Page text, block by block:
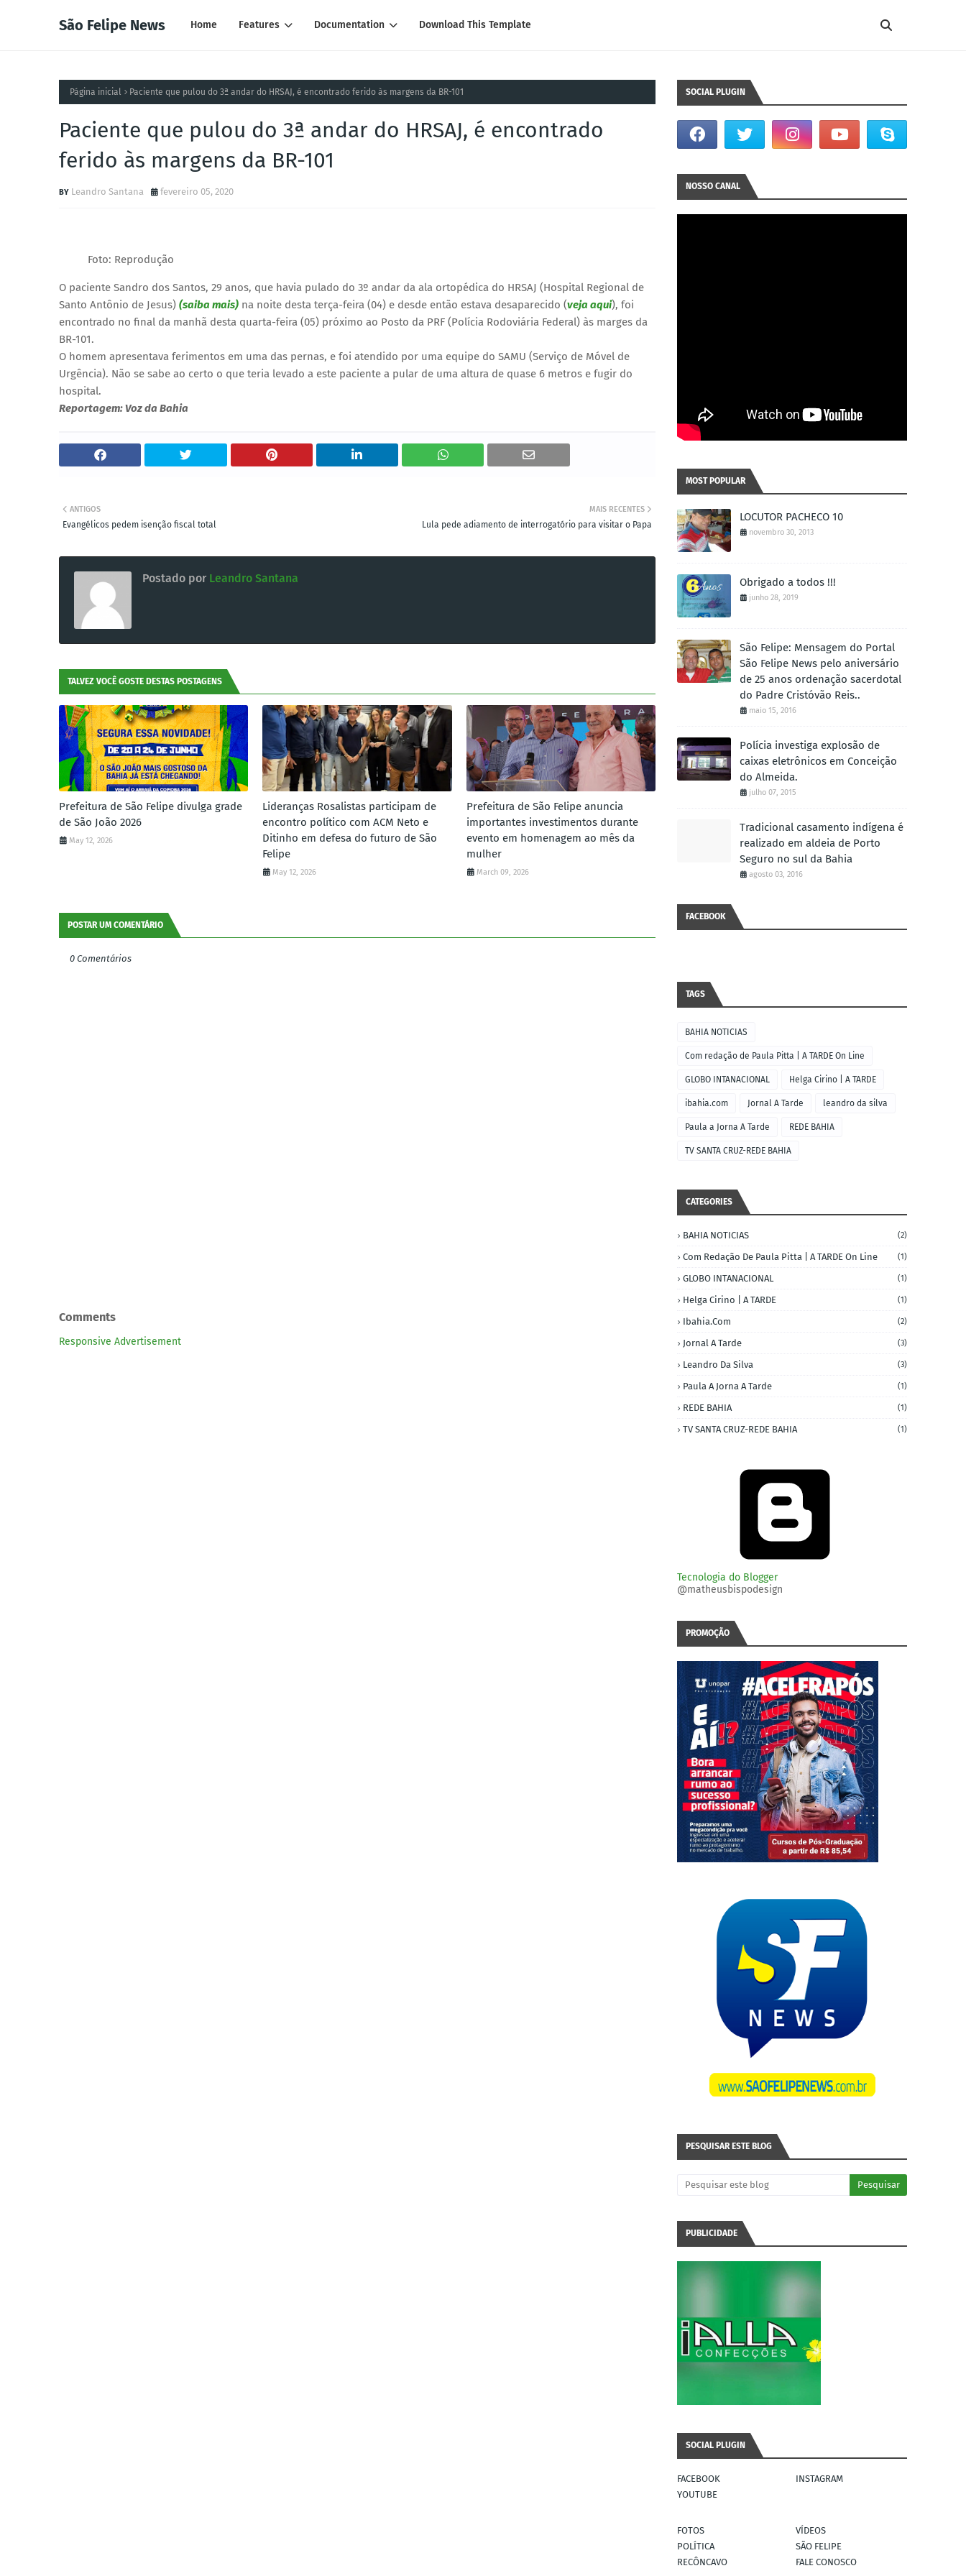
São Felipe News Home Features Documentation Download This Template
Página inicial Paciente que pulou do 3ª andar do HRSAJ, é encontrado ferido às margens da BR-101
Paciente que pulou do 3ª andar do HRSAJ, é encontrado
ferido às margens da BR-101
Leandro Santana fevereiro 05, 2020
Foto: Reprodução
O paciente Sandro dos Santos, 29 anos, que havia pulado do 3º andar da ala ortopédica do HRSAJ (Hospital Regional de
Santo Antônio de Jesus) (saiba mais) na noite desta terça-feira (04) e desde então estava desaparecido (veja aqui), foi
encontrado no final da manhã desta quarta-feira (05) próximo ao Posto da PRF (Polícia Rodoviária Federal) às marges da
BR-101.
O homem apresentava ferimentos em uma das pernas, e foi atendido por uma equipe do SAMU (Serviço de Móvel de
Urgência). Não se sabe ao certo o que teria levado a este paciente a pular de uma altura de quase 6 metros e fugir do
hospital.
Reportagem: Voz da Bahia
MAIS RECENTES
Lula pede adiamento de interrogatório para visitar o Papa
ANTIGOS
Evangélicos pedem isenção fiscal total
Postado por Leandro Santana
TALVEZ VOCÊ GOSTE DESTAS POSTAGENS
Prefeitura de São Felipe divulga grade
de São João 2026
May 12, 2026
Lideranças Rosalistas participam de
encontro político com ACM Neto e
Ditinho em defesa do futuro de São
Felipe
May 12, 2026
Prefeitura de São Felipe anuncia
importantes investimentos durante
evento em homenagem ao mês da
mulher
March 09, 2026
POSTAR UM COMENTÁRIO
0 Comentários
Comments
Responsive Advertisement
SOCIAL PLUGIN
NOSSO CANAL
MOST POPULAR
LOCUTOR PACHECO 10
novembro 30, 2013
Obrigado a todos !!!
junho 28, 2019
São Felipe: Mensagem do Portal
São Felipe News pelo aniversário
de 25 anos ordenação sacerdotal
do Padre Cristóvão Reis..
maio 15, 2016
Polícia investiga explosão de
caixas eletrônicos em Conceição
do Almeida.
julho 07, 2015
Tradicional casamento indígena é
realizado em aldeia de Porto
Seguro no sul da Bahia
agosto 03, 2016
FACEBOOK
TAGS
BAHIA NOTICIAS
Com redação de Paula Pitta | A TARDE On Line
GLOBO INTANACIONAL Helga Cirino | A TARDE
ibahia.com Jornal A Tarde leandro da silva
Paula a Jorna A Tarde REDE BAHIA
TV SANTA CRUZ-REDE BAHIA
CATEGORIES
BAHIA NOTICIAS (2)
Com Redação De Paula Pitta | A TARDE On Line (1)
GLOBO INTANACIONAL (1)
Helga Cirino | A TARDE (1)
Ibahia.com (2)
Jornal A Tarde (3)
Leandro Da Silva (3)
Paula A Jorna A Tarde (1)
REDE BAHIA (1)
TV SANTA CRUZ-REDE BAHIA (1)
Tecnologia do Blogger
@matheusbispodesign
PROMOÇÃO
PESQUISAR ESTE BLOG
PUBLICIDADE
SOCIAL PLUGIN
FACEBOOK
INSTAGRAM
YOUTUBE
FOTOS
VÍDEOS
POLÍTICA
SÃO FELIPE
RECÔNCAVO
FALE CONOSCO